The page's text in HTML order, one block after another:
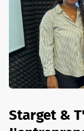
Starget &